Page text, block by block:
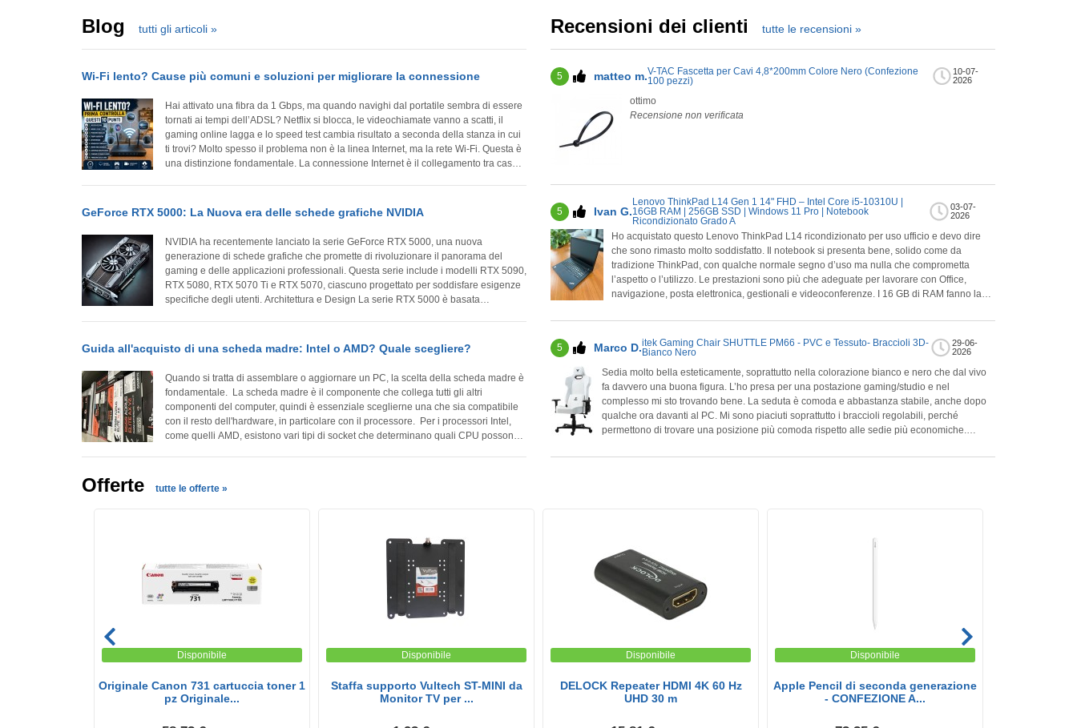
Blog tutti gli articoli »
Wi-Fi lento? Cause più comuni e soluzioni per migliorare la connessione
Hai attivato una fibra da 1 Gbps, ma quando navighi dal portatile sembra di essere
tornati ai tempi dell’ADSL? Netflix si blocca, le videochiamate vanno a scatti, il
gaming online lagga e lo speed test cambia risultato a seconda della stanza in cui
ti trovi? Molto spesso il problema non è la linea Internet, ma la rete Wi-Fi. Questa è
una distinzione fondamentale. La connessione Internet è il collegamento tra casa
GeForce RTX 5000: La Nuova era delle schede grafiche NVIDIA
NVIDIA ha recentemente lanciato la serie GeForce RTX 5000, una nuova
generazione di schede grafiche che promette di rivoluzionare il panorama del
gaming e delle applicazioni professionali. Questa serie include i modelli RTX 5090,
RTX 5080, RTX 5070 Ti e RTX 5070, ciascuno progettato per soddisfare esigenze
specifiche degli utenti. Architettura e Design La serie RTX 5000 è basata
Guida all'acquisto di una scheda madre: Intel o AMD? Quale scegliere?
Quando si tratta di assemblare o aggiornare un PC, la scelta della scheda madre è
fondamentale. La scheda madre è il componente che collega tutti gli altri
componenti del computer, quindi è essenziale sceglierne una che sia compatibile
con il resto dell'hardware, in particolare con il processore. Per i processori Intel,
come quelli AMD, esistono vari tipi di socket che determinano quali CPU possono
Recensioni dei clienti tutte le recensioni »
5 matteo m.
10-07-
2026
V-TAC Fascetta per Cavi 4,8*200mm Colore Nero (Confezione
100 pezzi)
ottimo
Recensione non verificata
5 Ivan G.
03-07-
2026
Lenovo ThinkPad L14 Gen 1 14" FHD – Intel Core i5-10310U |
16GB RAM | 256GB SSD | Windows 11 Pro | Notebook
Ricondizionato Grado A
Ho acquistato questo Lenovo ThinkPad L14 ricondizionato per uso ufficio e devo dire
che sono rimasto molto soddisfatto. Il notebook si presenta bene, solido come da
tradizione ThinkPad, con qualche normale segno d’uso ma nulla che comprometta
l’aspetto o l’utilizzo. Le prestazioni sono più che adeguate per lavorare con Office,
navigazione, posta elettronica, gestionali e videoconferenze. I 16 GB di RAM fanno la
uno dei punti forti dei ThinkPad. Considerando il prezzo, è un’ottima soluzione per chi
cerca un portatile affidabile senza spendere cifre esagerate. Non è un notebook da
gaming o da grafica pesante, ma per lavoro quotidiano è perfetto. Consigliato.
Recensione non verificata
5 Marco D.
29-06-
2026
itek Gaming Chair SHUTTLE PM66 - PVC e Tessuto- Braccioli 3D-
Bianco Nero
Sedia molto bella esteticamente, soprattutto nella colorazione bianco e nero che dal vivo
fa davvero una buona figura. L’ho presa per una postazione gaming/studio e nel
complesso mi sto trovando bene. La seduta è comoda e abbastanza stabile, anche dopo
qualche ora davanti al PC. Mi sono piaciuti soprattutto i braccioli regolabili, perché
permettono di trovare una posizione più comoda rispetto alle sedie più economiche.
piacevole da usare e meno “plasticosa” rispetto ad altri modelli simili. Montaggio
Offerte tutte le offerte »
Disponibile
Originale Canon 731 cartuccia toner 1
pz Originale...
Disponibile
Staffa supporto Vultech ST-MINI da
Monitor TV per ...
Disponibile
DELOCK Repeater HDMI 4K 60 Hz
UHD 30 m
Disponibile
Apple Pencil di seconda generazione
- CONFEZIONE A...